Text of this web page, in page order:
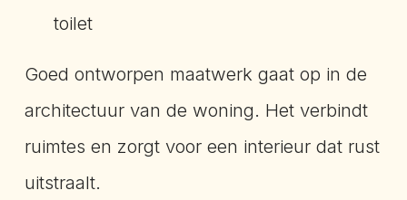
toilet
Goed ontworpen maatwerk gaat op in de
architectuur van de woning. Het verbindt
ruimtes en zorgt voor een interieur dat rust
uitstraalt.